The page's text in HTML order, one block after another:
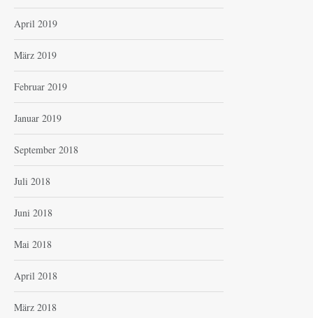
April 2019
März 2019
Februar 2019
Januar 2019
September 2018
Juli 2018
Juni 2018
Mai 2018
April 2018
März 2018